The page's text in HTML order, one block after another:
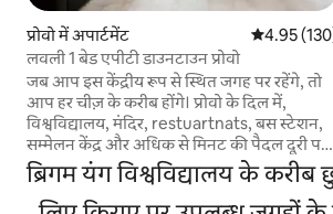
प्रोवो में अपार्टमेंट औसत रेटिंग 5
4.95
लवली 1 बेड एपीटी डाउनटाउन प्रोवो
जब आप इस केंद्रीय रूप से स्थित जगह पर रहेंगे, तो
आप हर चीज़ के करीब होंगे। प्रोवो के दिल में,
विश्वविद्यालय, मंदिर, restuartnats, बस स्टेशन,
सम्मेलन केंद्र और अधिक से मिनट की पैदल दूरी पर।
अंतरिक्ष: - बिना किसी प्रविष्टि के, आसानी और
गोपनीयता के साथ आओ और जाओ। रेस्तरां, मंदिर,
बस स्टॉप और बहुत कुछ करने के लिए पैदल दूरी के
ब्रिगम यंग विश्वविद्यालय के करीब